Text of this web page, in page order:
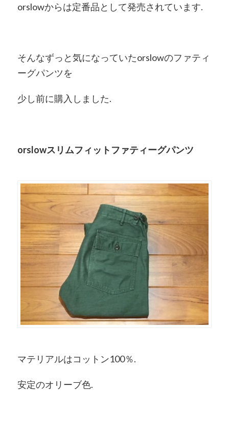
orslowからは定番品として発売されています.
そんなずっと気になっていたorslowのファティ
ーグパンツを
少し前に購入しました.
orslowスリムフィットファティーグパンツ
マテリアルはコットン100％.
安定のオリーブ色.